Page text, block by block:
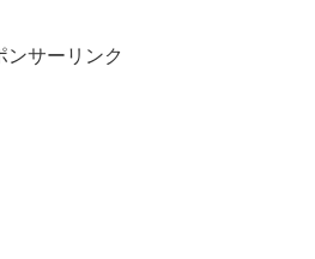
ンサーリンク